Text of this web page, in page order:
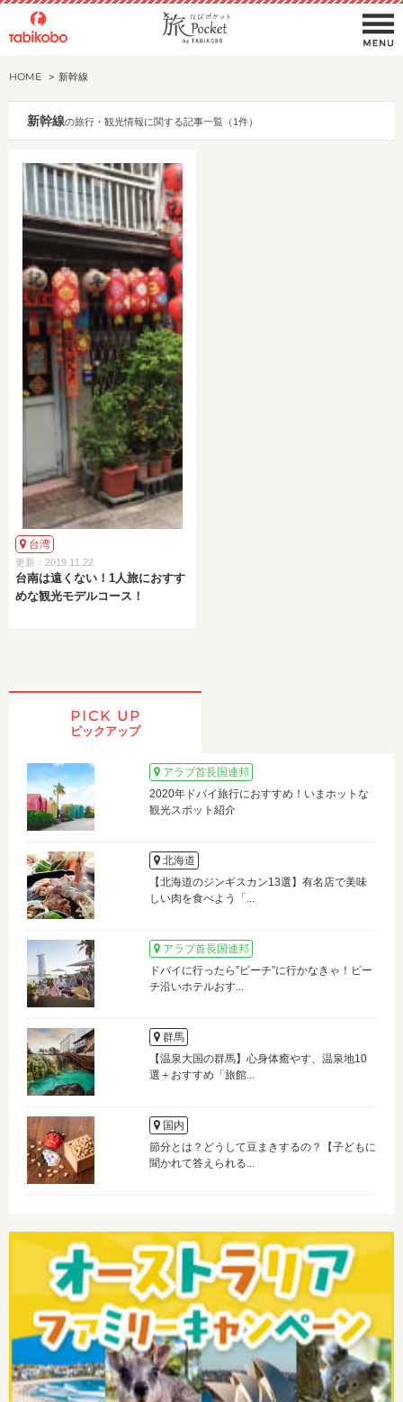
HOME 新幹線
新幹線の旅行・観光情報に関する記事一覧（1件）
台湾
更新：2019.11.22
台南は遠くない！1人旅におすす
めな観光モデルコース！
PICK UP
ピックアップ
アラブ首長国連邦
2020年ドバイ旅行におすすめ！いまホットな
観光スポット紹介
北海道
【北海道のジンギスカン13選】有名店で美味
しい肉を食べよう「...
アラブ首長国連邦
ドバイに行ったら”ビーチ”に行かなきゃ！ビー
チ沿いホテルおす...
群馬
【温泉大国の群馬】心身体癒やす、温泉地10
選＋おすすめ「旅館...
国内
節分とは？どうして豆まきするの？【子どもに
聞かれて答えられる...